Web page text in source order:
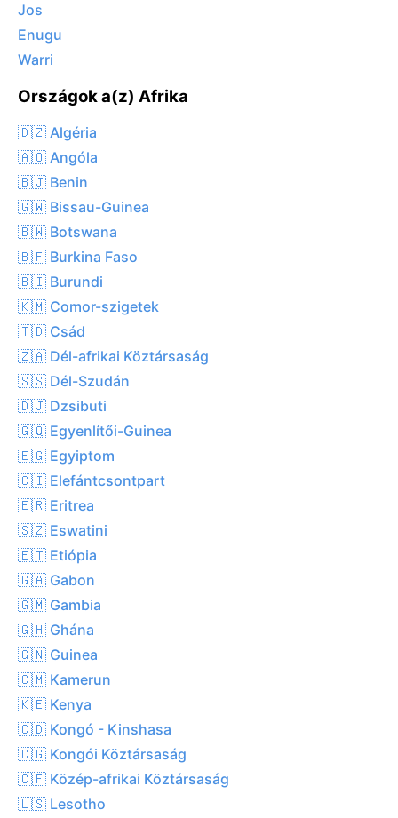
Jos
Enugu
Warri
Országok a(z) Afrika
🇩🇿 Algéria
🇦🇴 Angóla
🇧🇯 Benin
🇬🇼 Bissau-Guinea
🇧🇼 Botswana
🇧🇫 Burkina Faso
🇧🇮 Burundi
🇰🇲 Comor-szigetek
🇹🇩 Csád
🇿🇦 Dél-afrikai Köztársaság
🇸🇸 Dél-Szudán
🇩🇯 Dzsibuti
🇬🇶 Egyenlítői-Guinea
🇪🇬 Egyiptom
🇨🇮 Elefántcsontpart
🇪🇷 Eritrea
🇸🇿 Eswatini
🇪🇹 Etiópia
🇬🇦 Gabon
🇬🇲 Gambia
🇬🇭 Ghána
🇬🇳 Guinea
🇨🇲 Kamerun
🇰🇪 Kenya
🇨🇩 Kongó - Kinshasa
🇨🇬 Kongói Köztársaság
🇨🇫 Közép-afrikai Köztársaság
🇱🇸 Lesotho